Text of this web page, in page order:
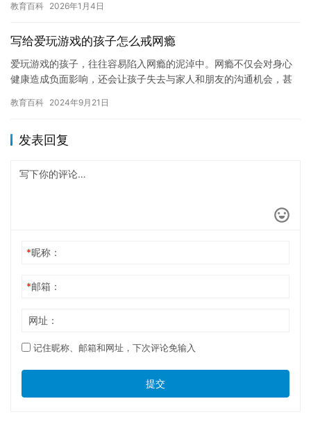
己的选…
教育百科 2026年1月4日
写给爱玩游戏的孩子怎么戒网瘾
爱玩游戏的孩子，往往容易陷入网瘾的泥淖中。网瘾不仅会对身心
健康造成负面影响，还会让孩子失去与家人和朋友的沟通机会，甚
子，我们…
教育百科 2024年9月21日
发表回复
*昵称：
*邮箱：
网址：
记住昵称、邮箱和网址，下次评论免输入
提交